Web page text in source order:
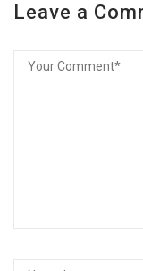
Leave a